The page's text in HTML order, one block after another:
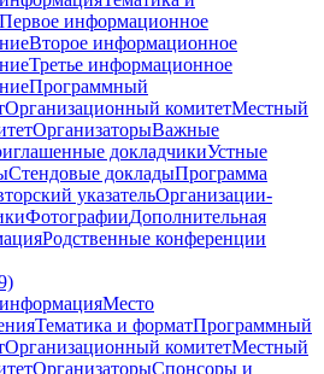
Первое информационное
Второе информационное
Третье информационное
Программный
Организационный комитетМестный
ОрганизаторыВажные
докладчикиУстные
Стендовые докладыПрограмма
указательОрганизации-
ФотографииДополнительная
Родственные конференции
Место
Тематика и форматПрограммный
Организационный комитетМестный
ОрганизаторыСпонсоры и